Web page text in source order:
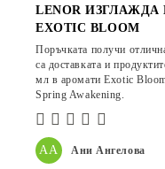
АА Ани Ангелова
LENOR
EXOTIC BLOOM
Поръчката получи
са доставката и
мл в аромати Exotic
Spring Awakening.